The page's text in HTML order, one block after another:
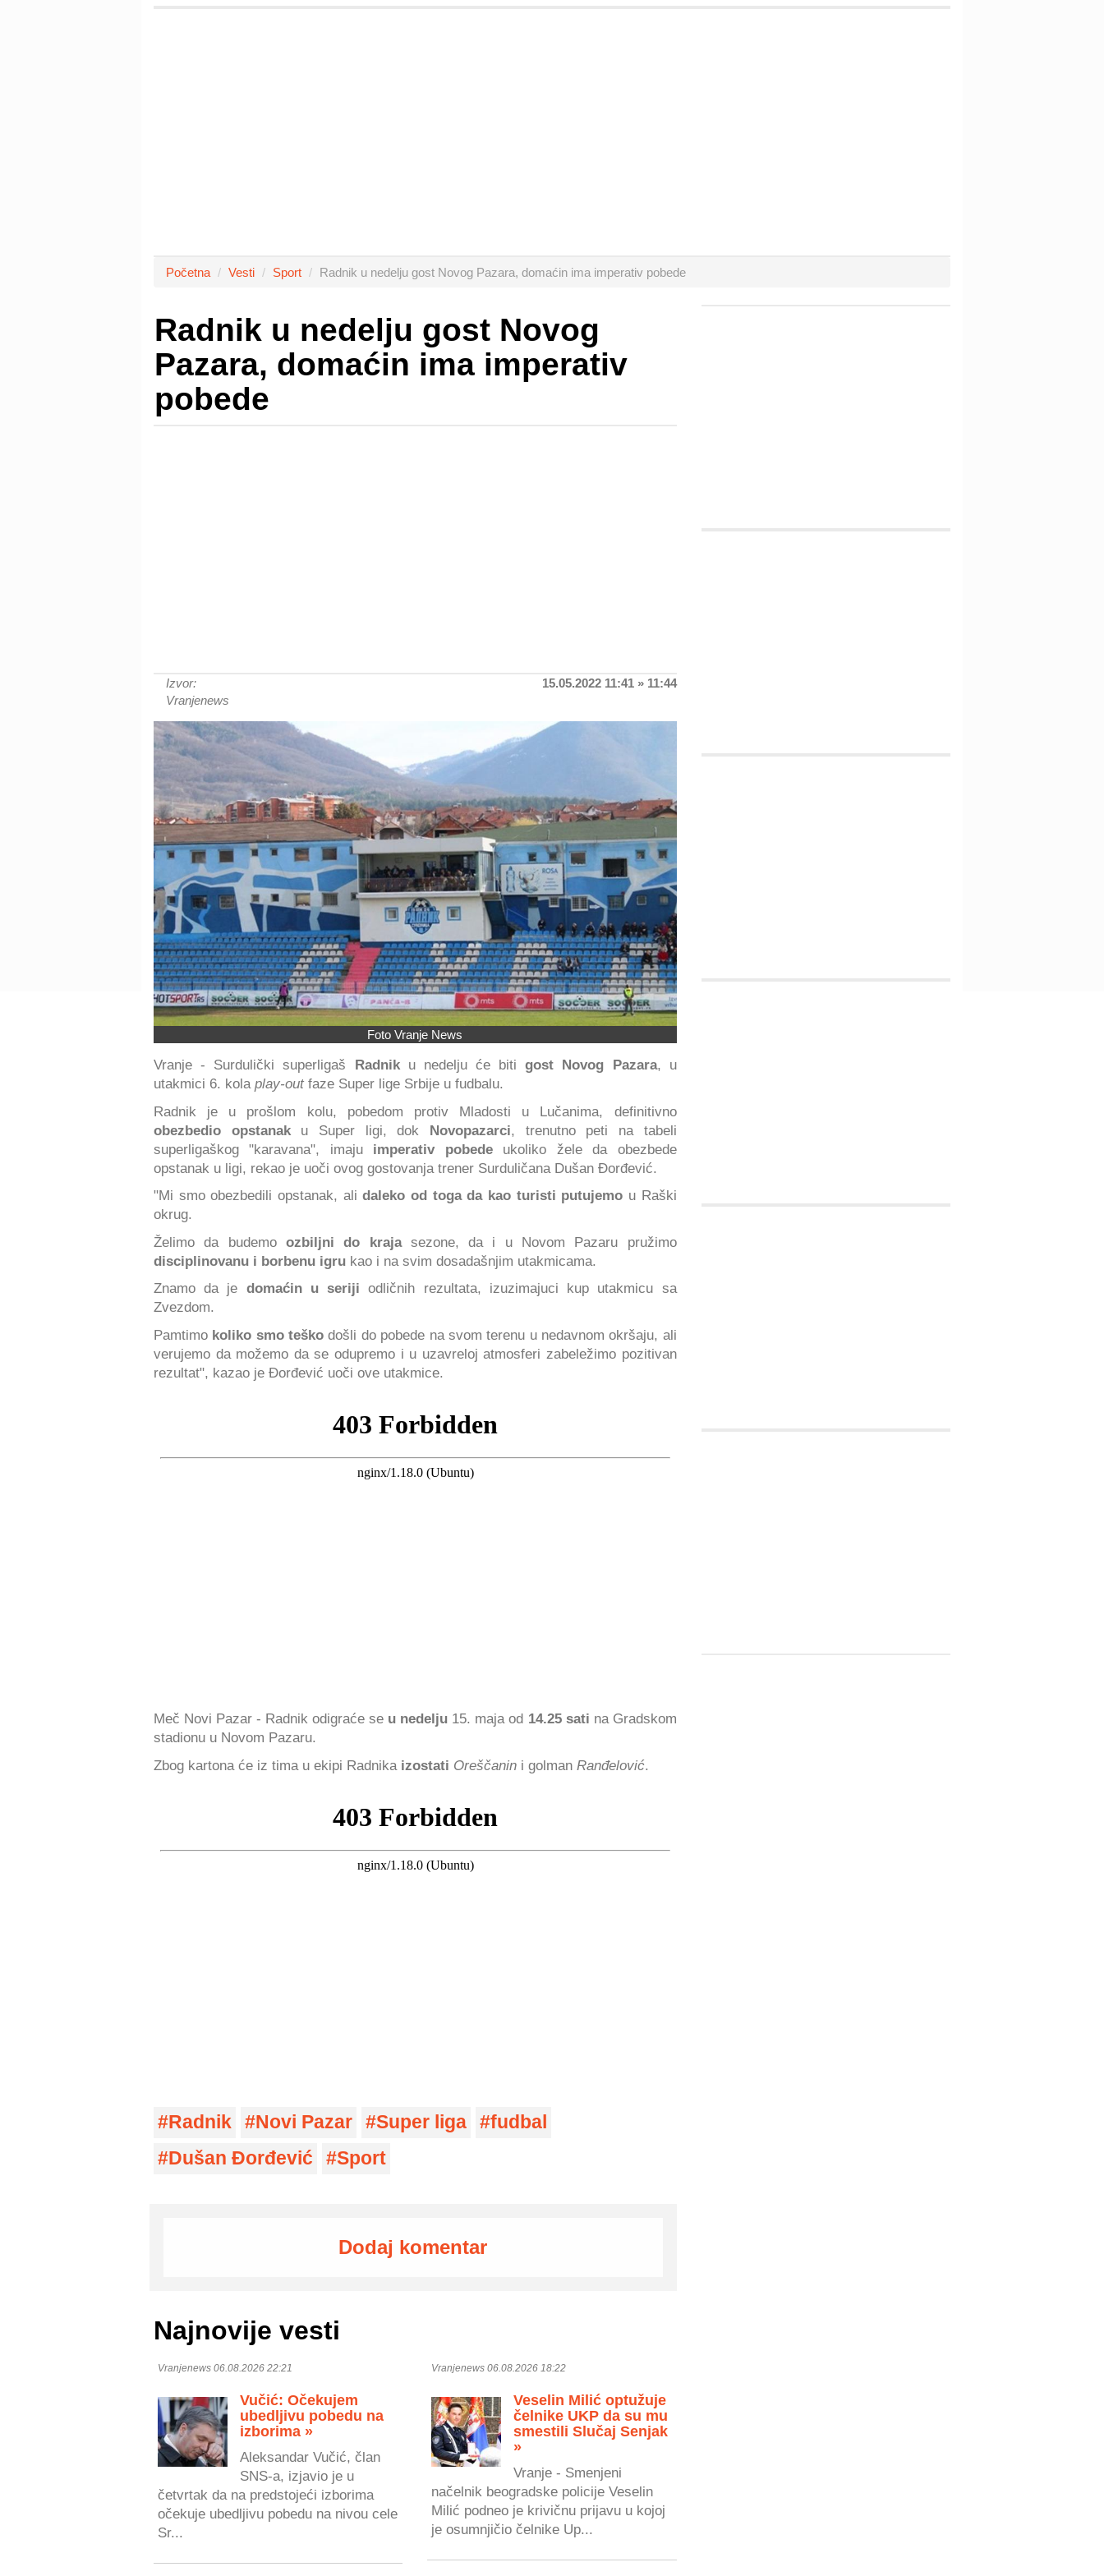
Početna Vesti Sport Radnik u nedelju gost Novog Pazara, domaćin ima imperativ pobede
Radnik u nedelju gost Novog
Pazara, domaćin ima imperativ
pobede
Izvor:
Vranjenews
15.05.2022 11:41 » 11:44
Foto Vranje News
Vranje - Surdulički superligaš Radniku nedelju će biti gost Novog Pazara, u
utakmici 6. kola play-out faze Super lige Srbije u fudbalu.
Radnik je u prošlom kolu, pobedom protiv Mladosti u Lučanima, definitivno
obezbedio opstanak u Super ligi, dok Novopazarci, trenutno peti na tabeli
superligaškog "karavana", imajuimperativ pobedeukoliko žele da obezbede
opstanak u ligi, rekao je uoči ovog gostovanja trener Surduličana Dušan Đorđević.
"Mi smo obezbedili opstanak, alidaleko od toga da kao turisti putujemo u Raški
okrug.
Želimo da budemoozbiljni do krajasezone, da i u Novom Pazaru pružimo
disciplinovanu i borbenu igru kao i na svim dosadašnjim utakmicama.
Znamo da je domaćin u seriji odličnih rezultata, izuzimajuci kup utakmicu sa
Zvezdom.
Pamtimo koliko smo teškodošli do pobede na svom terenu u nedavnom okršaju, ali
verujemo da možemo da se odupremo i u uzavreloj atmosferi zabeležimo pozitivan
rezultat", kazao je Đorđević uoči ove utakmice.
Meč Novi Pazar - Radnik odigraće se u nedelju 15. maja od 14.25 sati na Gradskom
stadionu u Novom Pazaru.
Zbog kartona će iz tima u ekipi Radnika izostati Oreščanin i golman Ranđelović.
Radnik Novi Pazar Super liga
fudbal
Dušan Đorđević
Sport
Dodaj komentar
Najnovije vesti
Vranjenews 06.08.2026 22:21
Vučić: Očekujem
ubedljivu pobedu na
izborima »
Aleksandar Vučić, član
SNS-a, izjavio je u
četvrtak da na predstojeći izborima
očekuje ubedljivu pobedu na nivou cele
Sr...
Vranjenews 06.08.2026 18:22
Veselin Milić optužuje
čelnike UKP da su mu
smestili Slučaj Senjak
»
Vranje - Smenjeni
načelnik beogradske policije Veselin
Milić podneo je krivičnu prijavu u kojoj
je osumnjičio čelnike Up...